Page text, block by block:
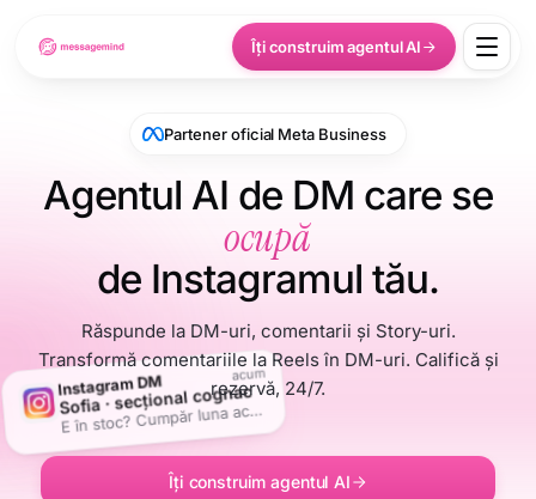
Îți construim agentul AI
Instagram DM acum
Sofia · secțional cognac
Eîn stoc? Cumpăr luna aceasta.
Partener oficial Meta Business
Agentul AI de DM care se
ocupă
de Instagramul tău.
Răspunde la DM-uri, comentarii și Story-uri.
Transformă comentariile la Reels în DM-uri. Califică și
rezervă, 24/7.
Îți construim agentul AI